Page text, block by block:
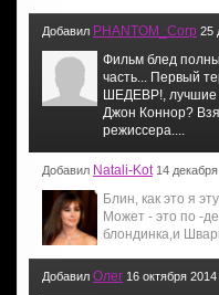
Добавил PHANTOM_Corp 25
Фильм блед
часть... Первый
ШЕДЕВР!, лучшие
Джон Коннор?
режиссера....
Добавил Natali-Kot 14
Блин, как это я
Может - это по -
блондинка,и
Добавил Олег 16 октября